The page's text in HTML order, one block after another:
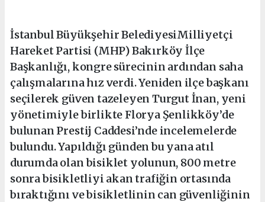
İstanbul Büyükşehir BelediyesiMilliyetçi
Hareket Partisi (MHP) Bakırköy İlçe
Başkanlığı, kongre sürecinin ardından saha
çalışmalarına hız verdi. Yeniden ilçe başkanı
seçilerek güven tazeleyen Turgut İnan, yeni
yönetimiyle birlikte Florya Şenlikköy’de
bulunan Prestij Caddesi’nde incelemelerde
bulundu. Yapıldığı günden bu yana atıl
durumda olan bisiklet yolunun, 800 metre
sonra bisikletliyi akan trafiğin ortasında
bıraktığını ve bisikletlinin can güvenliğinin